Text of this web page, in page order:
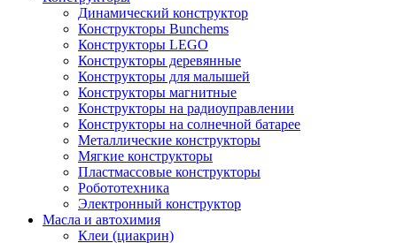
Динамический конструктор
Конструкторы Bunchems
Конструкторы LEGO
Конструкторы деревянные
Конструкторы для малышей
Конструкторы магнитные
Конструкторы на радиоуправлении
Конструкторы на солнечной батарее
Металлические конструкторы
Мягкие конструкторы
Пластмассовые конструкторы
Робототехника
Электронный конструктор
Масла и автохимия
Клеи (циакрин)